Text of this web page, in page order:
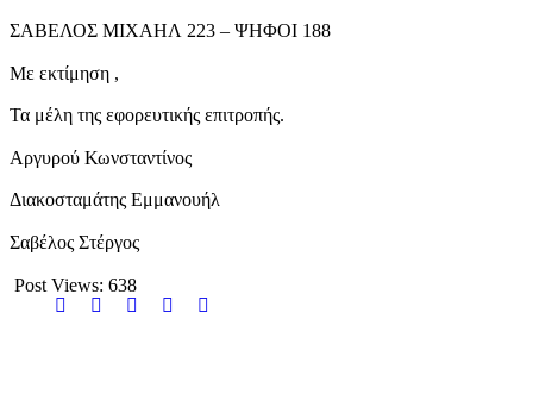
ΣΑΒΕΛΟΣ ΜΙΧΑΗΛ 223 – ΨΗΦΟΙ 188
Με εκτίμηση ,
Τα μέλη της εφορευτικής επιτροπής.
Αργυρού Κωνσταντίνος
Διακοσταμάτης Εμμανουήλ
Σαβέλος Στέργος
Post Views: 638